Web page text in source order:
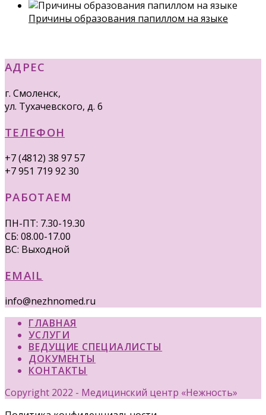
Причины образования папиллом на языке
АДРЕС
г. Смоленск,
ул. Тухачевского, д. 6
ТЕЛЕФОН
+7 (4812) 38 97 57
+7 951 719 92 30
РАБОТАЕМ
ПН-ПТ: 7.30-19.30
СБ: 08.00-17.00
ВС: Выходной
EMAIL
info@nezhnomed.ru
ГЛАВНАЯ
УСЛУГИ
ВЕДУЩИЕ СПЕЦИАЛИСТЫ
ДОКУМЕНТЫ
КОНТАКТЫ
Copyright 2022 - Медицинский центр «Нежность»